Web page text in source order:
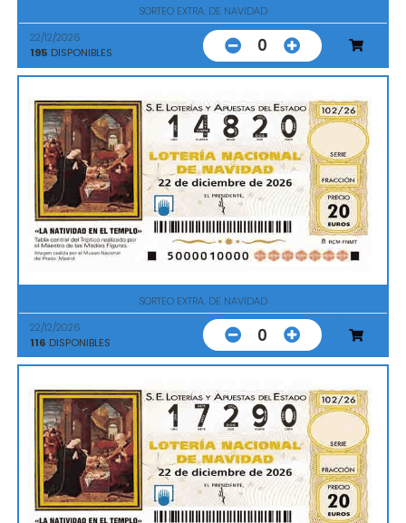
SORTEO EXTRA. DE NAVIDAD
22/12/2026
195 DISPONIBLES 0
SORTEO EXTRA. DE NAVIDAD
22/12/2026
116 DISPONIBLES 0